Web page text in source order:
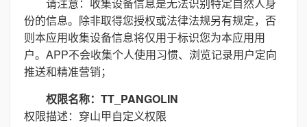
请注意：收集设备信息是无法识别特定自然人身
份的信息。除非取得您授权或法律法规另有规定，否
则本应用收集设备信息将仅用于标识您为本应用用
户。APP不会收集个人使用习惯、浏览记录用户定向
推送和精准营销；
权限名称：TT_PANGOLIN
权限描述：穿山甲自定义权限